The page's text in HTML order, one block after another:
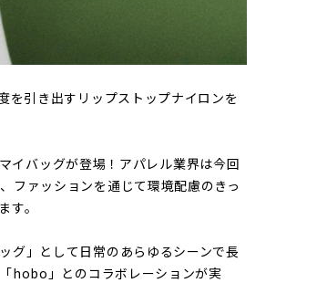
を引き出すリップストップナイロンを
イバッグが登場！アパレル業界は今回
ファッションを通じて環境配慮のきっ
。
グ」として日常のあらゆるシーンで長
hobo」とのコラボレーションが実